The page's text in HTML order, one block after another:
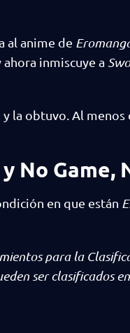
al anime de
inmiscuye a
la obtuvo. Al menos
No Game,
en que están
para la
ser clasificados